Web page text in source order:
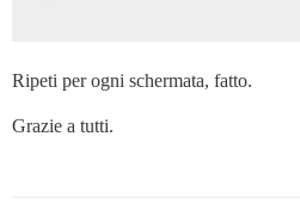
Ripeti per ogni schermata, fatto.
Grazie a tutti.